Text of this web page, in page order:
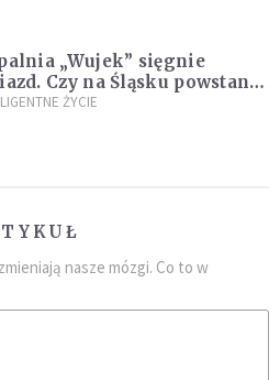
„Wujek” sięgnie
Czy na Śląsku powstanie
Krzemowa”?
ŻYCIE
nasze mózgi. Co to w